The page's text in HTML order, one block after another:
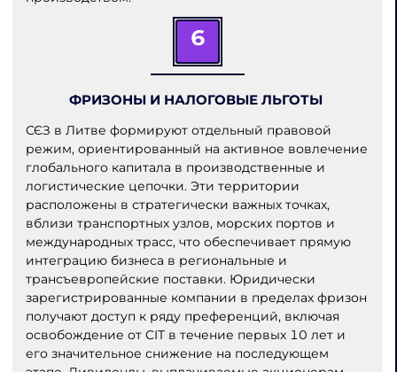
6
ФРИЗОНЫ И НАЛОГОВЫЕ ЛЬГОТЫ
СЄЗ в Литве формируют отдельный правовой
режим, ориентированный на активное вовлечение
глобального капитала в производственные и
логистические цепочки. Эти территории
расположены в стратегически важных точках,
вблизи транспортных узлов, морских портов и
международных трасс, что обеспечивает прямую
интеграцию бизнеса в региональные и
трансъевропейские поставки. Юридически
зарегистрированные компании в пределах фризон
получают доступ к ряду преференций, включая
освобождение от CIT в течение первых 10 лет и
его значительное снижение на последующем